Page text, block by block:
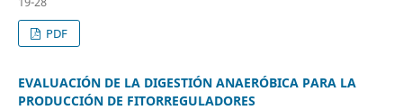
PDF
EVALUACIÓN DE LA DIGESTIÓN ANAERÓBICA PARA LA
PRODUCCIÓN DE FITORREGULADORES